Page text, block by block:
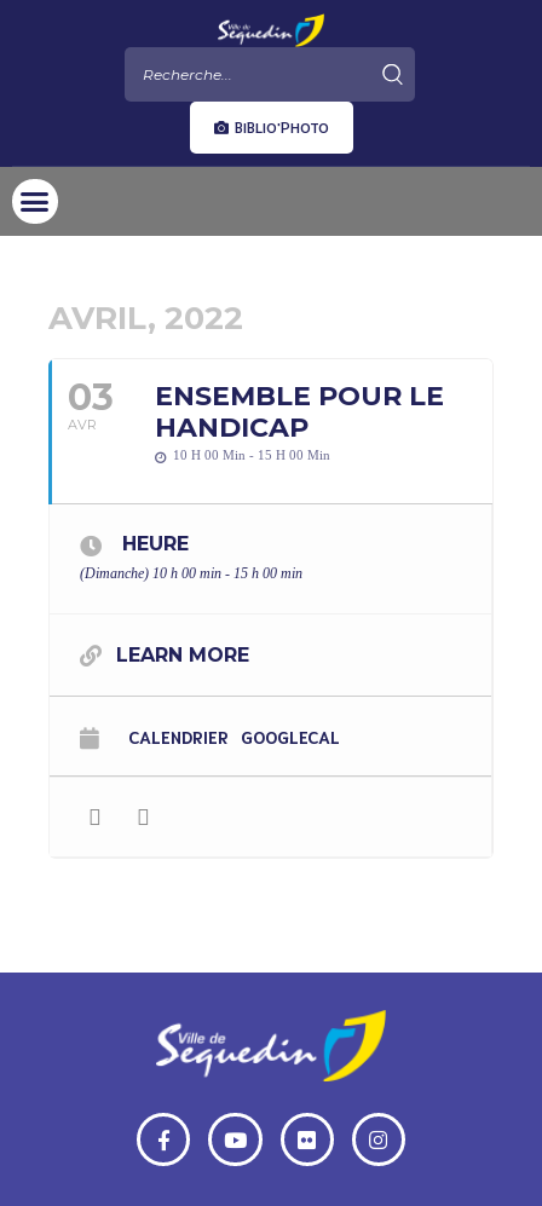
BIBLIO'PHOTO
AVRIL, 2022
03
AVR
ENSEMBLE POUR LE
HANDICAP
10 H 00 Min - 15 H 00 Min
HEURE
(Dimanche) 10 h 00 min - 15 h 00 min
LEARN MORE
CALENDRIER GOOGLECAL